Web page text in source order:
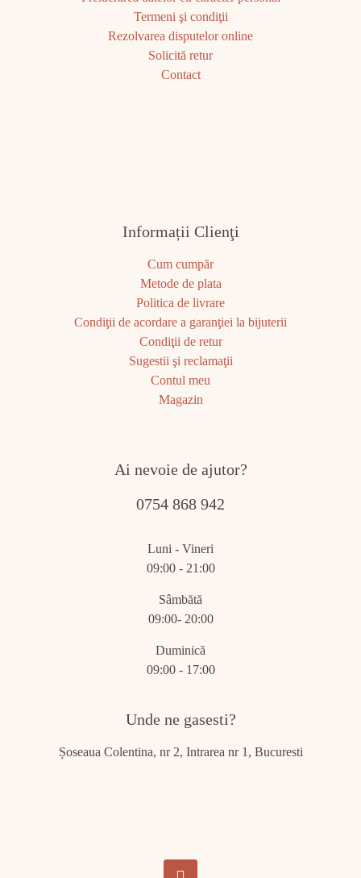
Termeni şi condiţii
Rezolvarea disputelor online
Solicită retur
Contact
Informații Clienţi
Cum cumpăr
Metode de plata
Politica de livrare
Condiţii de acordare a garanţiei la bijuterii
Condiţii de retur
Sugestii şi reclamaţii
Contul meu
Magazin
Ai nevoie de ajutor?
0754 868 942
Luni - Vineri
09:00 - 21:00
Sâmbătă
09:00- 20:00
Duminică
09:00 - 17:00
Unde ne gasesti?
Șoseaua Colentina, nr 2, Intrarea nr 1, Bucuresti